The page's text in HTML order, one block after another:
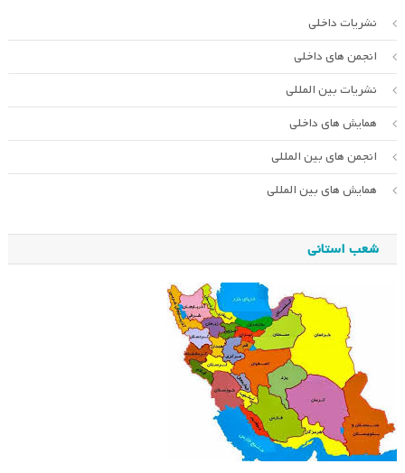
نشریات داخلی
انجمن های داخلی
نشریات بین المللی
همایش های داخلی
انجمن های بین المللی
همایش های بین المللی
شعب استانی